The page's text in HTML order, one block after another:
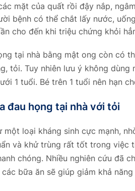
mặt của quất rồi đậy nắp,
bệnh có thể chắt lấy nước,
cho đến khi triệu chứng khỏi
tại nhà bằng mật ong còn có
tỏi. Tuy nhiên lưu ý không dùng
1 tuổi. Bé trên 1 tuổi nên hạn
đau họng tại nhà với tỏi
một loại kháng sinh cực mạnh,
và khử trùng rất tốt trong việc
chóng. Nhiều nghiên cứu đã
bữa ăn sẽ giúp giảm khả